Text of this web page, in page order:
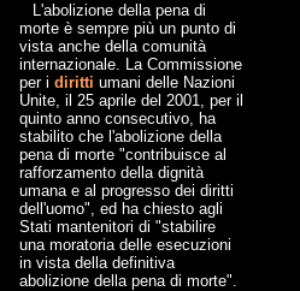
L'abolizione della pena di
morte è sempre più un punto di
vista anche della comunità
internazionale. La Commissione
per i diritti umani delle Nazioni
Unite, il 25 aprile del 2001, per il
quinto anno consecutivo, ha
stabilito che l'abolizione della
pena di morte "contribuisce al
rafforzamento della dignità
umana e al progresso dei diritti
dell'uomo", ed ha chiesto agli
Stati mantenitori di "stabilire
una moratoria delle esecuzioni
in vista della definitiva
abolizione della pena di morte".